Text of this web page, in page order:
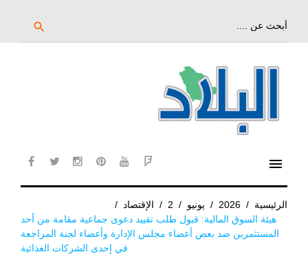
search
menu
الرئيسية /
2026
/ يونيو /
2
/ الإقتصاد
/
هيئة السوق المالية: قبول طلب تقييد دعوى جماعية مقامة من أحد
المستثمرين ضد بعض أعضاء مجلس الإدارة وأعضاء لجنة المراجعة
في إحدى الشركات الغذائية